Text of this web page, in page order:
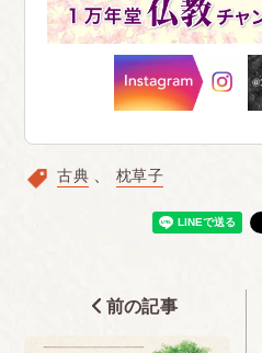
古典 枕草子
前の記事